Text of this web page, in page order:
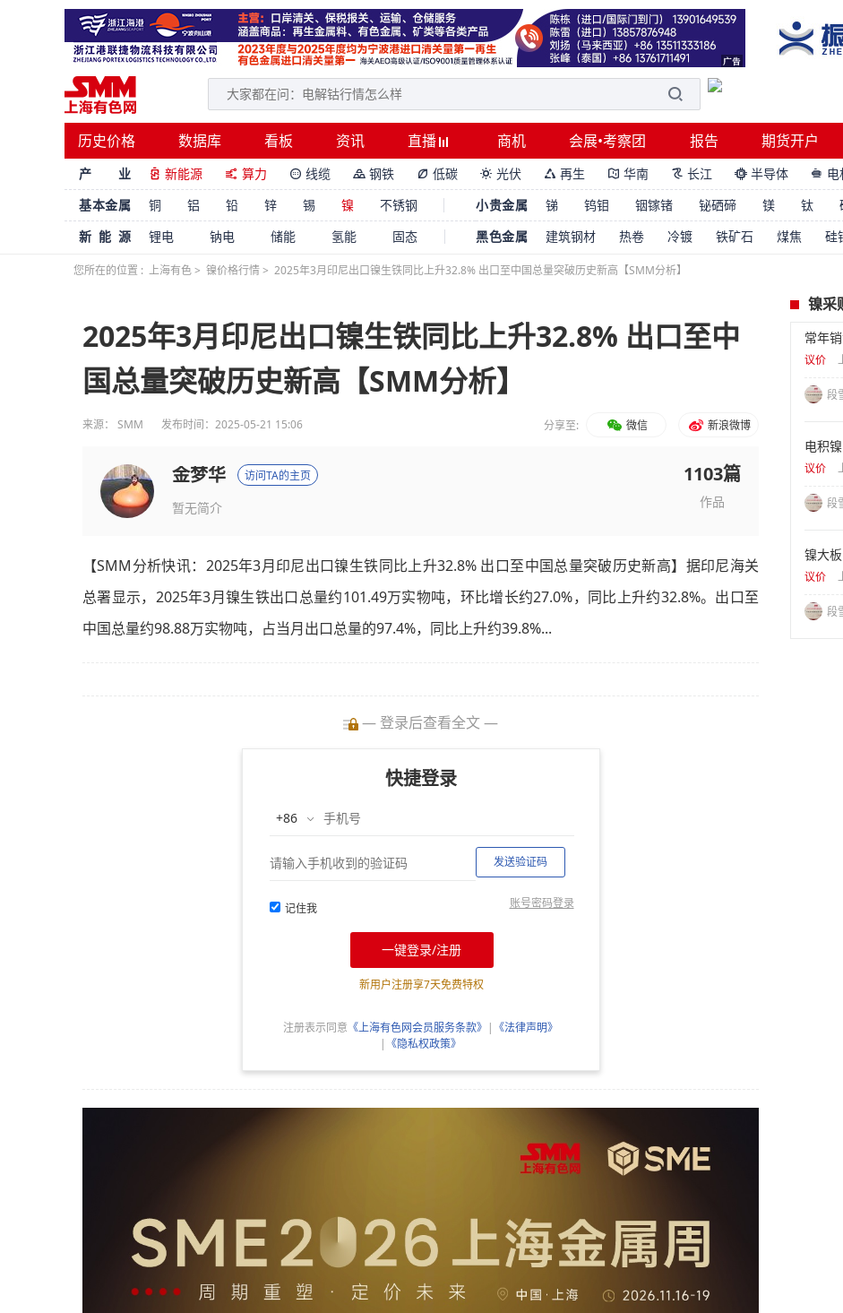
历史价格 数据库 看板 资讯 直播 商机 会展•考察团 报告 期货开户
产 业  新能源  算力  线缆  钢铁  低碳  光伏  再生  华南  长江  半导体  电
基本金属
铜 铝 铅 锌 锡 镍 不锈钢 小贵金属 锑 钨钼 铟镓锗 铋硒碲 镁 钛
新能源
锂电 钠电 储能 氢能 固态 黑色金属 建筑钢材 热卷 冷镀 铁矿石 煤焦 硅
您所在的位置 : 上海有色> 镍价格行情> 2025年3月印尼出口镍生铁同比上升32.8% 出口至中国总量突破历史新高【SMM分析】
2025年3月印尼出口镍生铁同比上升32.8% 出口至中
国总量突破历史新高【SMM分析】
来源： SMM 发布时间：2025-05-21 15:06 分享至: 微信 新浪微博
金梦华 访问TA的主页
暂无简介
1103篇
作品
【SMM分析快讯：2025年3月印尼出口镍生铁同比上升32.8% 出口至中国总量突破历史新高】据印尼海关
总署显示，2025年3月镍生铁出口总量约101.49万实物吨，环比增长约27.0%，同比上升约32.8%。出口至
中国总量约98.88万实物吨，占当月出口总量的97.4%，同比上升约39.8%...
— 登录后查看全文 —
快捷登录
发送验证码
记住我 账号密码登录
一键登录/注册
新用户注册享7天免费特权
注册表示同意 《上海有色网会员服务条款》 | 《法律声明》
| 《隐私权政策》
镍采
常年
议价
段
电积镍
议价
段
镍大板
议价
段